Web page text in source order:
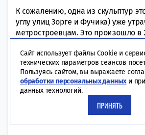
К сожалению, одна из скульптур
углу улиц Зорге и Фучика) уже
метростроевцам. Это произошло в
ТАССР». Место расположения
зону возведения временного
Вместо того, чтобы передвинуть
место, строители без согласования
города сначала бросили её на
мне удалось увидеть её, но позже
Сайт использует файлы Cookie и
технических параметров сеансов
Пользуясь сайтом, вы выражаете
обработки персональных данных и
данных технологий.
ПРИНЯТЬ